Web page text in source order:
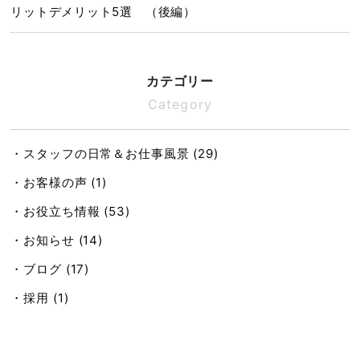
リットデメリット5選 （後編）
カテゴリー
Category
・スタッフの日常＆お仕事風景 (29)
・お客様の声 (1)
・お役立ち情報 (53)
・お知らせ (14)
・ブログ (17)
・採用 (1)